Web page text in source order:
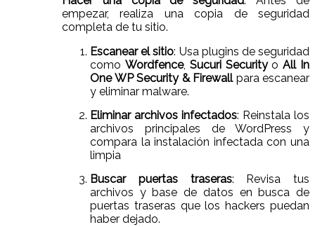
empezar, realiza una copia de seguridad
completa de tu sitio.
Escanear el sitio: Usa plugins de seguridad
como Wordfence, Sucuri SecurityoAll In
One WP Security & Firewallpara escanear
y eliminar malware.
Eliminar archivos infectados: Reinstala los
archivos principales de WordPress y
compara la instalación infectada con una
limpia
Buscar puertas traseras: Revisa tus
archivos y base de datos en busca de
puertas traseras que los hackers puedan
haber dejado.